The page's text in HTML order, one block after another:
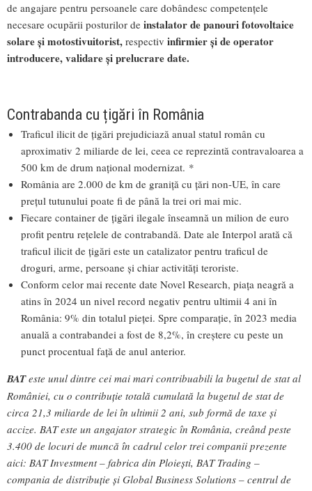
de angajare pentru persoanele care dobândesc competențele
necesare ocupării posturilor de instalator de panouri fotovoltaice
solare și motostivuitorist, respectiv infirmier și de operator
introducere, validare și prelucrare date.
Contrabanda cu țigări în România
Traficul ilicit de țigări prejudiciază anual statul român cu
aproximativ 2 miliarde de lei, ceea ce reprezintă contravaloarea a
500 km de drum național modernizat. *
România are 2.000 de km de graniță cu țări non-UE, în care
prețul tutunului poate fi de până la trei ori mai mic.
Fiecare container de țigări ilegale înseamnă un milion de euro
profit pentru rețelele de contrabandă. Date ale Interpol arată că
traficul ilicit de țigări este un catalizator pentru traficul de
droguri, arme, persoane și chiar activități teroriste.
Conform celor mai recente date Novel Research, piața neagră a
atins în 2024 un nivel record negativ pentru ultimii 4 ani în
România: 9% din totalul pieței. Spre comparație, în 2023 media
anuală a contrabandei a fost de 8,2%, în creștere cu peste un
punct procentual față de anul anterior.
BATeste unul dintre cei mai mari contribuabili la bugetul de stat al
României, cu o contribuție totală cumulată la bugetul de stat de
circa 21,3 miliarde de lei în ultimii 2 ani, sub formă de taxe și
accize. BAT este un angajator strategic în România, creând peste
3.400 de locuri de muncă în cadrul celor trei companii prezente
aici: BAT Investment – fabrica din Ploiești, BAT Trading –
compania de distribuție și Global Business Solutions – centrul de